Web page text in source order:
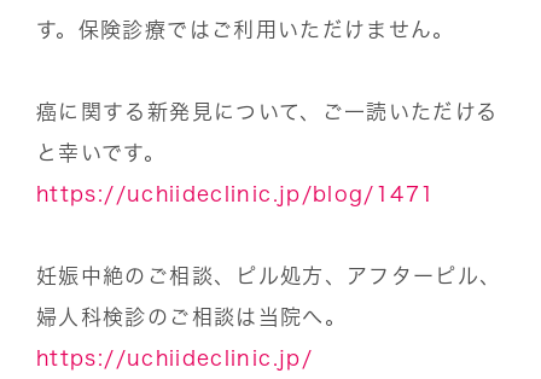
す。保険診療ではご利用いただけません。
癌に関する新発見について、ご一読いただける
と幸いです。
https://uchiideclinic.jp/blog/1471
妊娠中絶のご相談、ピル処方、アフターピル、
婦人科検診のご相談は当院へ。
https://uchiideclinic.jp/